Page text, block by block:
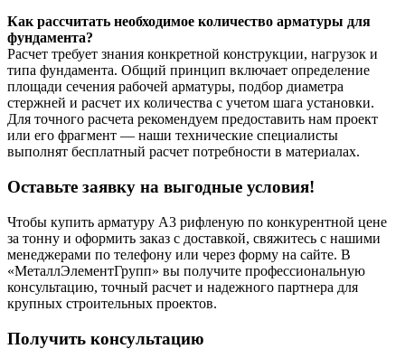
Как рассчитать необходимое количество арматуры для
фундамента?
Расчет требует знания конкретной конструкции, нагрузок и
типа фундамента. Общий принцип включает определение
площади сечения рабочей арматуры, подбор диаметра
стержней и расчет их количества с учетом шага установки.
Для точного расчета рекомендуем предоставить нам проект
или его фрагмент — наши технические специалисты
выполнят бесплатный расчет потребности в материалах.
Оставьте заявку на выгодные условия!
Чтобы купить арматуру А3 рифленую по конкурентной цене
за тонну и оформить заказ с доставкой, свяжитесь с нашими
менеджерами по телефону или через форму на сайте. В
«МеталлЭлементГрупп» вы получите профессиональную
консультацию, точный расчет и надежного партнера для
крупных строительных проектов.
Получить консультацию